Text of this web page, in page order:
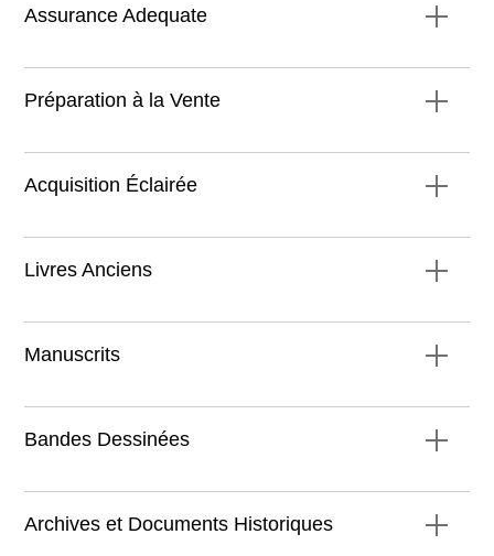
Assurance Adequate
Préparation à la Vente
Acquisition Éclairée
Livres Anciens
Manuscrits
Bandes Dessinées
Archives et Documents Historiques